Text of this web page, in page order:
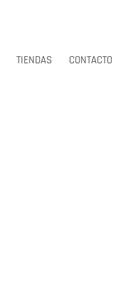
TIENDAS CONTACTO